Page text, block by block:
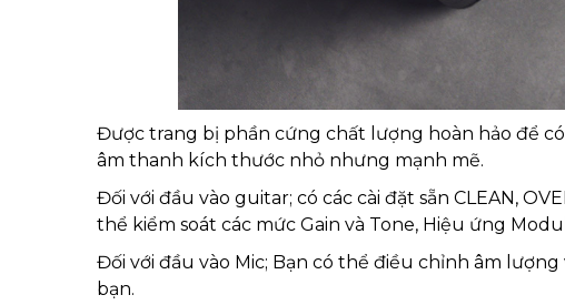
Được trang bị phần cứng chất lượng hoàn hảo để
âm thanh kích thước nhỏ nhưng mạnh mẽ.
Đối với đầu vào guitar; có các cài đặt sẵn CLEAN,
thể kiểm soát các mức Gain và Tone, Hiệu ứng
Đối với đầu vào Mic; Bạn có thể điều chỉnh âm
bạn.